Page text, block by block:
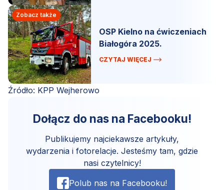
Zobacz także
OSP Kielno na ćwiczeniach
Białogóra 2025.
CZYTAJ WIĘCEJ
Źródło: KPP Wejherowo
Dołącz do nas na Facebooku!
Publikujemy najciekawsze artykuły,
wydarzenia i fotorelacje. Jesteśmy tam, gdzie
nasi czytelnicy!
Polub nas na Facebooku!